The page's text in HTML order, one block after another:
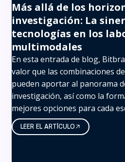
Más allá de los
investigación: La
tecnologías en los
multimodales
En esta entrada de blog,
valor que las combinaciones
pueden aportar al panorama
investigación, así como la
mejores opciones para cada
LEER EL ARTÍCULO